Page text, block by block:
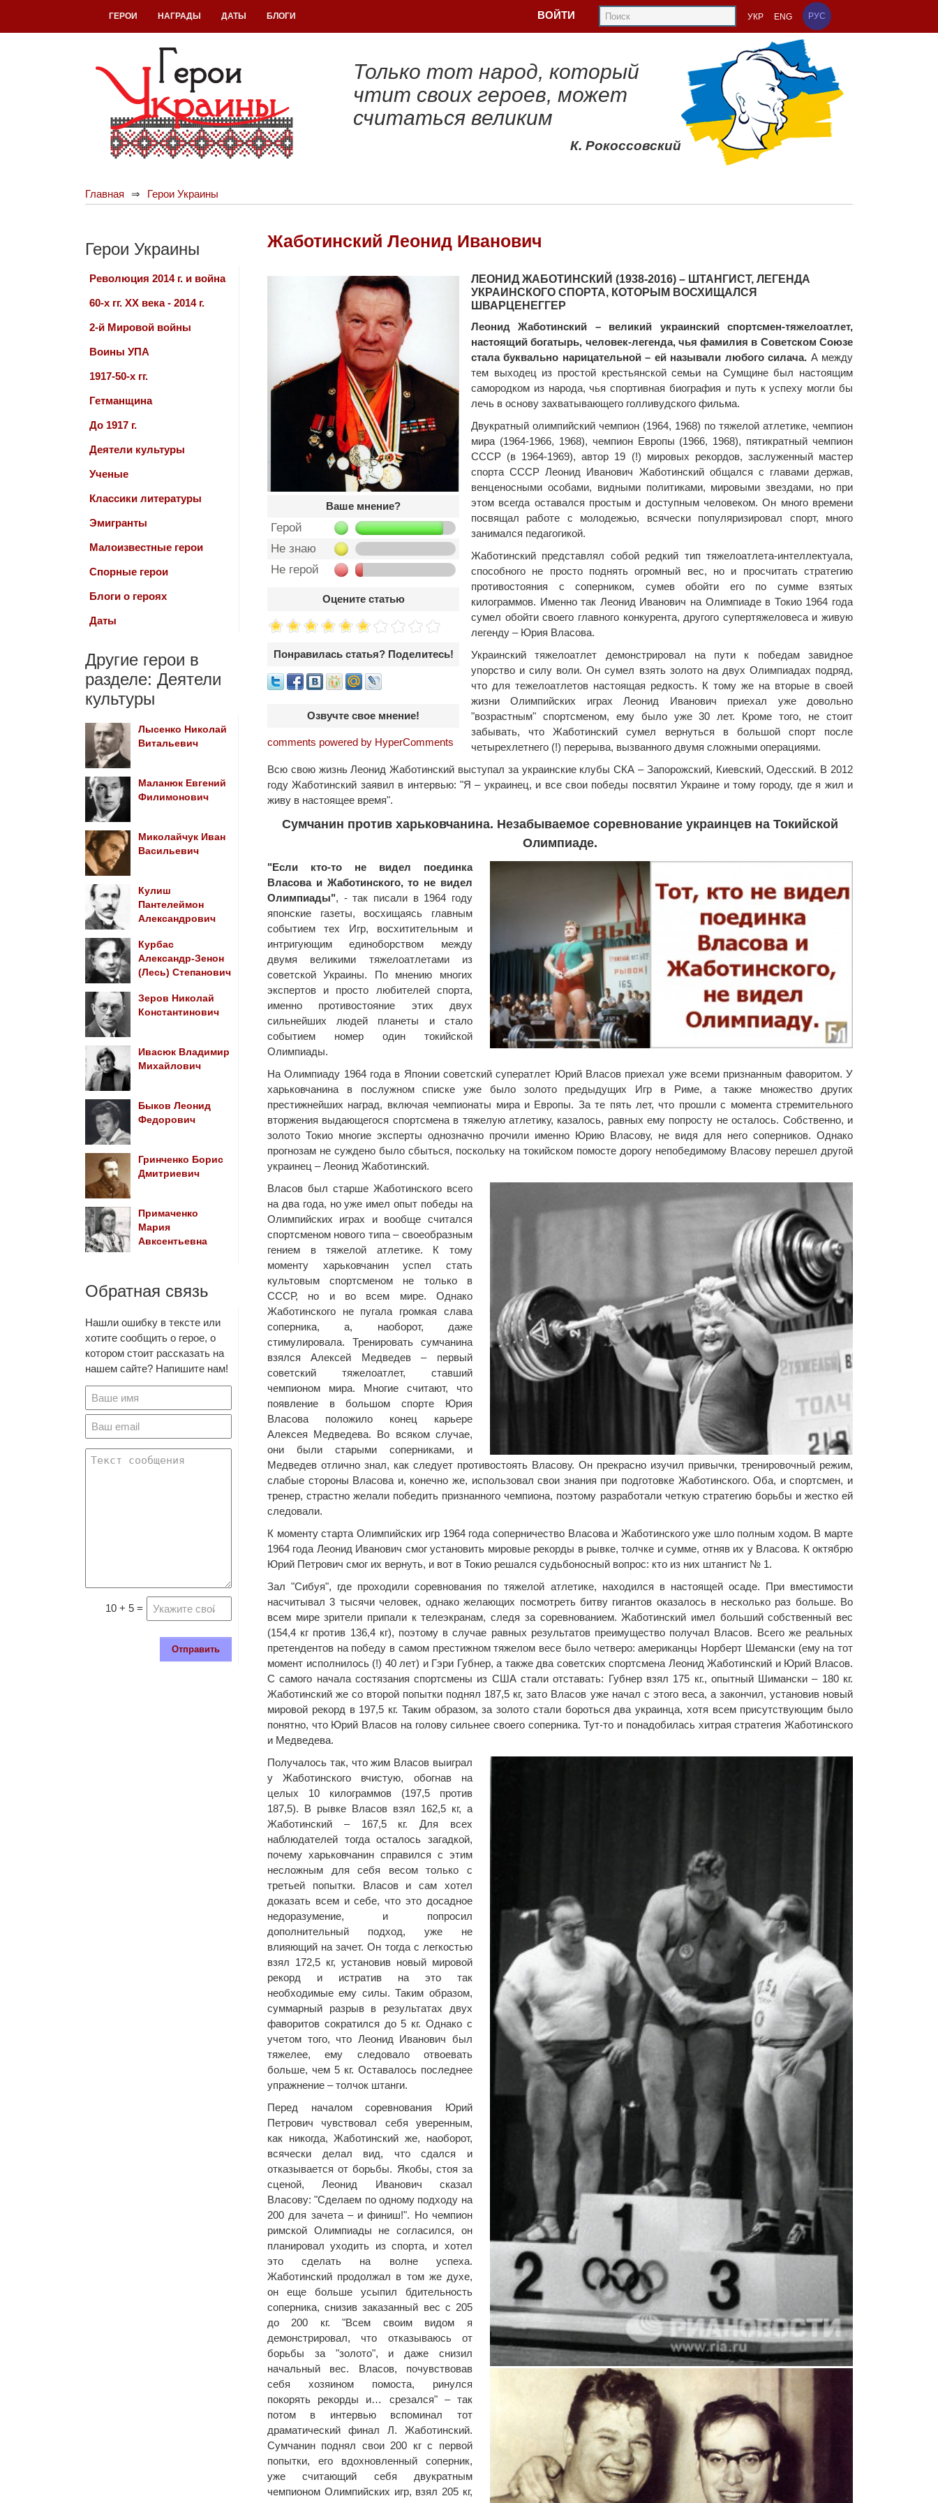
ГЕРОИ НАГРАДЫ ДАТЫ БЛОГИ ВОЙТИ УКР ENG РУС
Только тот народ, который
чтит своих героев, может
считаться великим
К. Рокоссовский
Главная Герои Украины
Жаботинский Леонид Иванович
Ваше мнение?
Герой
Не знаю
Не герой
Оцените статью
Понравилась статья? Поделитесь!
Озвучте свое мнение!
comments powered by HyperComments
ЛЕОНИД ЖАБОТИНСКИЙ (1938-2016) – ШТАНГИСТ, ЛЕГЕНДА
УКРАИНСКОГО СПОРТА, КОТОРЫМ ВОСХИЩАЛСЯ
ШВАРЦЕНЕГГЕР
Леонид Жаботинский – великий украинский спортсмен-тяжелоатлет,
настоящий богатырь, человек-легенда, чья фамилия в Советском Союзе
стала буквально нарицательной – ей называли любого силача. А между
тем выходец из простой крестьянской семьи на Сумщине был настоящим
самородком из народа, чья спортивная биография и путь к успеху могли бы
лечь в основу захватывающего голливудского фильма.
Двукратный олимпийский чемпион (1964, 1968) по тяжелой атлетике, чемпион
мира (1964-1966, 1968), чемпион Европы (1966, 1968), пятикратный чемпион
СССР (в 1964-1969), автор 19 (!) мировых рекордов, заслуженный мастер
спорта СССР Леонид Иванович Жаботинский общался с главами держав,
венценосными особами, видными политиками, мировыми звездами, но при
этом всегда оставался простым и доступным человеком. Он много времени
посвящал работе с молодежью, всячески популяризировал спорт, много
занимался педагогикой.
Жаботинский представлял собой редкий тип тяжелоатлета-интеллектуала,
способного не просто поднять огромный вес, но и просчитать стратегию
противостояния с соперником, сумев обойти его по сумме взятых
килограммов. Именно так Леонид Иванович на Олимпиаде в Токио 1964 года
сумел обойти своего главного конкурента, другого супертяжеловеса и живую
легенду – Юрия Власова.
Украинский тяжелоатлет демонстрировал на пути к победам завидное
упорство и силу воли. Он сумел взять золото на двух Олимпиадах подряд,
что для тежелоатлетов настоящая редкость. К тому же на вторые в своей
жизни Олимпийских играх Леонид Иванович приехал уже довольно
"возрастным" спортсменом, ему было уже 30 лет. Кроме того, не стоит
забывать, что Жаботинский сумел вернуться в большой спорт после
четырехлетнего (!) перерыва, вызванного двумя сложными операциями.
Всю свою жизнь Леонид Жаботинский выступал за украинские клубы СКА – Запорожский, Киевский, Одесский. В 2012
году Жаботинский заявил в интервью: "Я – украинец, и все свои победы посвятил Украине и тому городу, где я жил и
живу в настоящее время".
Сумчанин против харьковчанина. Незабываемое соревнование украинцев на Токийской
Олимпиаде.
"Если кто-то не видел поединка
Власова и Жаботинского, то не видел
Олимпиады", - так писали в 1964 году
японские газеты, восхищаясь главным
событием тех Игр, восхитительным и
интригующим единоборством между
двумя великими тяжелоатлетами из
советской Украины. По мнению многих
экспертов и просто любителей спорта,
именно противостояние этих двух
сильнейших людей планеты и стало
событием номер один токийской
Олимпиады.
На Олимпиаду 1964 года в Японии советский суператлет Юрий Власов приехал уже всеми признанным фаворитом. У
харьковчанина в послужном списке уже было золото предыдущих Игр в Риме, а также множество других
престижнейших наград, включая чемпионаты мира и Европы. За те пять лет, что прошли с момента стремительного
вторжения выдающегося спортсмена в тяжелую атлетику, казалось, равных ему попросту не осталось. Собственно, и
золото Токио многие эксперты однозначно прочили именно Юрию Власову, не видя для него соперников. Однако
прогнозам не суждено было сбыться, поскольку на токийском помосте дорогу непобедимому Власову перешел другой
украинец – Леонид Жаботинский.
Власов был старше Жаботинского всего
на два года, но уже имел опыт победы на
Олимпийских играх и вообще считался
спортсменом нового типа – своеобразным
гением в тяжелой атлетике. К тому
моменту харьковчанин успел стать
культовым спортсменом не только в
СССР, но и во всем мире. Однако
Жаботинского не пугала громкая слава
соперника, а, наоборот, даже
стимулировала. Тренировать сумчанина
взялся Алексей Медведев – первый
советский тяжелоатлет, ставший
чемпионом мира. Многие считают, что
появление в большом спорте Юрия
Власова положило конец карьере
Алексея Медведева. Во всяком случае,
они были старыми соперниками, и
Медведев отлично знал, как следует противостоять Власову. Он прекрасно изучил привычки, тренировочный режим,
слабые стороны Власова и, конечно же, использовал свои знания при подготовке Жаботинского. Оба, и спортсмен, и
тренер, страстно желали победить признанного чемпиона, поэтому разработали четкую стратегию борьбы и жестко ей
следовали.
К моменту старта Олимпийских игр 1964 года соперничество Власова и Жаботинского уже шло полным ходом. В марте
1964 года Леонид Иванович смог установить мировые рекорды в рывке, толчке и сумме, отняв их у Власова. К октябрю
Юрий Петрович смог их вернуть, и вот в Токио решался судьбоносный вопрос: кто из них штангист № 1.
Зал "Сибуя", где проходили соревнования по тяжелой атлетике, находился в настоящей осаде. При вместимости
насчитывал 3 тысячи человек, однако желающих посмотреть битву гигантов оказалось в несколько раз больше. Во
всем мире зрители припали к телеэкранам, следя за соревнованием. Жаботинский имел больший собственный вес
(154,4 кг против 136,4 кг), поэтому в случае равных результатов преимущество получал Власов. Всего же реальных
претендентов на победу в самом престижном тяжелом весе было четверо: американцы Норберт Шемански (ему на тот
момент исполнилось (!) 40 лет) и Гэри Губнер, а также два советских спортсмена Леонид Жаботинский и Юрий Власов.
С самого начала состязания спортсмены из США стали отставать: Губнер взял 175 кг., опытный Шимански – 180 кг.
Жаботинский же со второй попытки поднял 187,5 кг, зато Власов уже начал с этого веса, а закончил, установив новый
мировой рекорд в 197,5 кг. Таким образом, за золото стали бороться два украинца, хотя всем присутствующим было
понятно, что Юрий Власов на голову сильнее своего соперника. Тут-то и понадобилась хитрая стратегия Жаботинского
и Медведева.
Получалось так, что жим Власов выиграл
у Жаботинского вчистую, обогнав на
целых 10 килограммов (197,5 против
187,5). В рывке Власов взял 162,5 кг, а
Жаботинский – 167,5 кг. Для всех
наблюдателей тогда осталось загадкой,
почему харьковчанин справился с этим
несложным для себя весом только с
третьей попытки. Власов и сам хотел
доказать всем и себе, что это досадное
недоразумение, и попросил
дополнительный подход, уже не
влияющий на зачет. Он тогда с легкостью
взял 172,5 кг, установив новый мировой
рекорд и истратив на это так
необходимые ему силы. Таким образом,
суммарный разрыв в результатах двух
фаворитов сократился до 5 кг. Однако с
учетом того, что Леонид Иванович был
тяжелее, ему следовало отвоевать
больше, чем 5 кг. Оставалось последнее
упражнение – толчок штанги.
Перед началом соревнования Юрий
Петрович чувствовал себя уверенным,
как никогда, Жаботинский же, наоборот,
всячески делал вид, что сдался и
отказывается от борьбы. Якобы, стоя за
сценой, Леонид Иванович сказал
Власову: "Сделаем по одному подходу на
200 для зачета – и финиш!". Но чемпион
римской Олимпиады не согласился, он
планировал уходить из спорта, и хотел
это сделать на волне успеха.
Жаботинский продолжал в том же духе,
он еще больше усыпил бдительность
соперника, снизив заказанный вес с 205
до 200 кг. "Всем своим видом я
демонстрировал, что отказываюсь от
борьбы за "золото", и даже снизил
начальный вес. Власов, почувствовав
себя хозяином помоста, ринулся
покорять рекорды и… срезался" – так
потом в интервью вспоминал тот
драматический финал Л. Жаботинский.
Сумчанин поднял свои 200 кг с первой
попытки, его вдохновленный соперник,
уже считающий себя двукратным
чемпионом Олимпийских игр, взял 205 кг,
Герои Украины
Революция 2014 г. и война
60-х гг. ХХ века - 2014 г.
2-й Мировой войны
Воины УПА
1917-50-х гг.
Гетманщина
До 1917 г.
Деятели культуры
Ученые
Классики литературы
Эмигранты
Малоизвестные герои
Спорные герои
Блоги о героях
Даты
Другие герои в
разделе: Деятели
культуры
Лысенко Николай
Витальевич
Маланюк Евгений
Филимонович
Миколайчук Иван
Васильевич
Кулиш
Пантелеймон
Александрович
Курбас
Александр-Зенон
(Лесь) Степанович
Зеров Николай
Константинович
Ивасюк Владимир
Михайлович
Быков Леонид
Федорович
Гринченко Борис
Дмитриевич
Примаченко
Мария
Авксентьевна
Обратная связь
Нашли ошибку в тексте или
хотите сообщить о герое, о
котором стоит рассказать на
нашем сайте? Напишите нам!
10 + 5 =
Отправить